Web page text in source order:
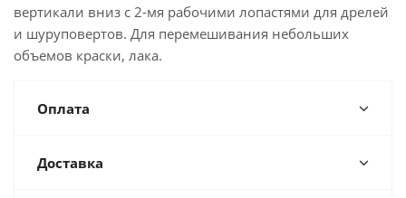
вертикали вниз с 2-мя рабочими лопастями для дрелей
и шуруповертов. Для перемешивания небольших
объемов краски, лака.
Оплата
Доставка